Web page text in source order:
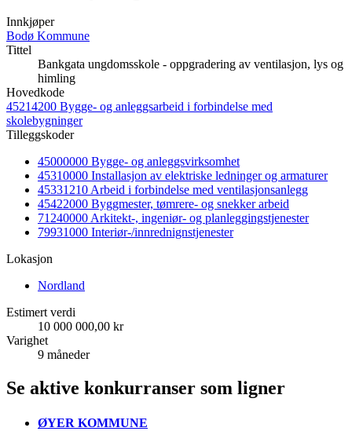
Innkjøper
Bodø Kommune
Tittel
Bankgata ungdomsskole - oppgradering av ventilasjon, lys og
himling
Hovedkode
45214200 Bygge- og anleggsarbeid i forbindelse med
skolebygninger
Tilleggskoder
45000000 Bygge- og anleggsvirksomhet
45310000 Installasjon av elektriske ledninger og armaturer
45331210 Arbeid i forbindelse med ventilasjonsanlegg
45422000 Byggmester, tømrere- og snekker arbeid
71240000 Arkitekt-, ingeniør- og planleggingstjenester
79931000 Interiør-/innrednignstjenester
Lokasjon
Nordland
Estimert verdi
10 000 000,00 kr
Varighet
9 måneder
Se aktive konkurranser som ligner
ØYER KOMMUNE